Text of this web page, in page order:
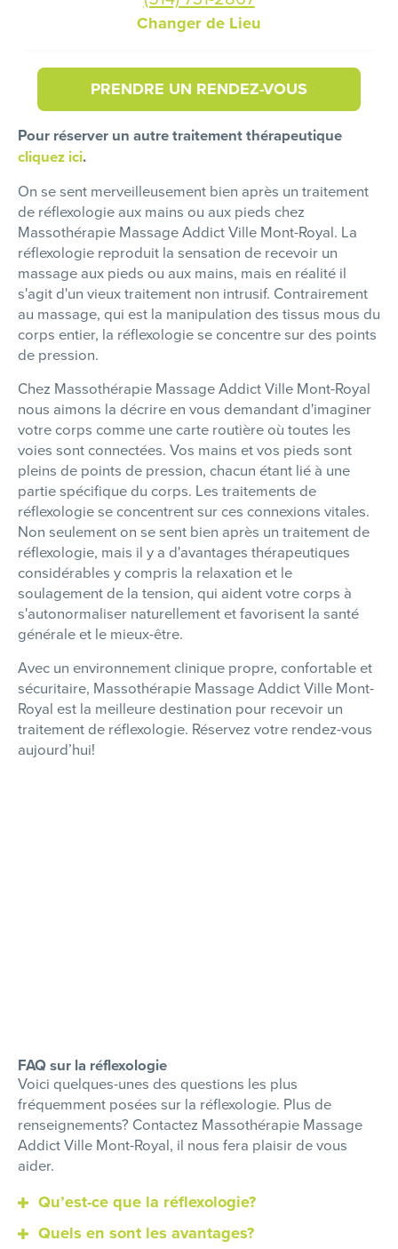
Changer de Lieu
PRENDRE UN RENDEZ-VOUS
Pour réserver un autre traitement thérapeutique
cliquez ici.
On se sent merveilleusement bien après un traitement
de réflexologie aux mains ou aux pieds chez
Massothérapie Massage Addict Ville Mont-Royal. La
réflexologie reproduit la sensation de recevoir un
massage aux pieds ou aux mains, mais en réalité il
s'agit d'un vieux traitement non intrusif. Contrairement
au massage, qui est la manipulation des tissus mous du
corps entier, la réflexologie se concentre sur des points
de pression.
Chez Massothérapie Massage Addict Ville Mont-Royal
nous aimons la décrire en vous demandant d'imaginer
votre corps comme une carte routière où toutes les
voies sont connectées. Vos mains et vos pieds sont
pleins de points de pression, chacun étant lié à une
partie spécifique du corps. Les traitements de
réflexologie se concentrent sur ces connexions vitales.
Non seulement on se sent bien après un traitement de
réflexologie, mais il y a d'avantages thérapeutiques
considérables y compris la relaxation et le
soulagement de la tension, qui aident votre corps à
s'autonormaliser naturellement et favorisent la santé
générale et le mieux-être.
Avec un environnement clinique propre, confortable et
sécuritaire, Massothérapie Massage Addict Ville Mont-
Royal est la meilleure destination pour recevoir un
traitement de réflexologie. Réservez votre rendez-vous
aujourd’hui!
FAQ sur la réflexologie
Voici quelques-unes des questions les plus
fréquemment posées sur la réflexologie. Plus de
renseignements? Contactez Massothérapie Massage
Addict Ville Mont-Royal, il nous fera plaisir de vous
aider.
Qu’est-ce que la réflexologie?
Quels en sont les avantages?